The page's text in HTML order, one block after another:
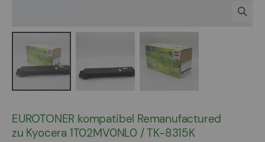
der
Bildergalerie
EUROTONER kompatibel Remanufactured
zu Kyocera 1T02MV0NL0 / TK-8315K